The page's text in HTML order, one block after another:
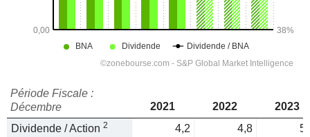
Période Fiscale :
Décembre
2021 2022
2023
Dividende / Action 2 4,2 4,8